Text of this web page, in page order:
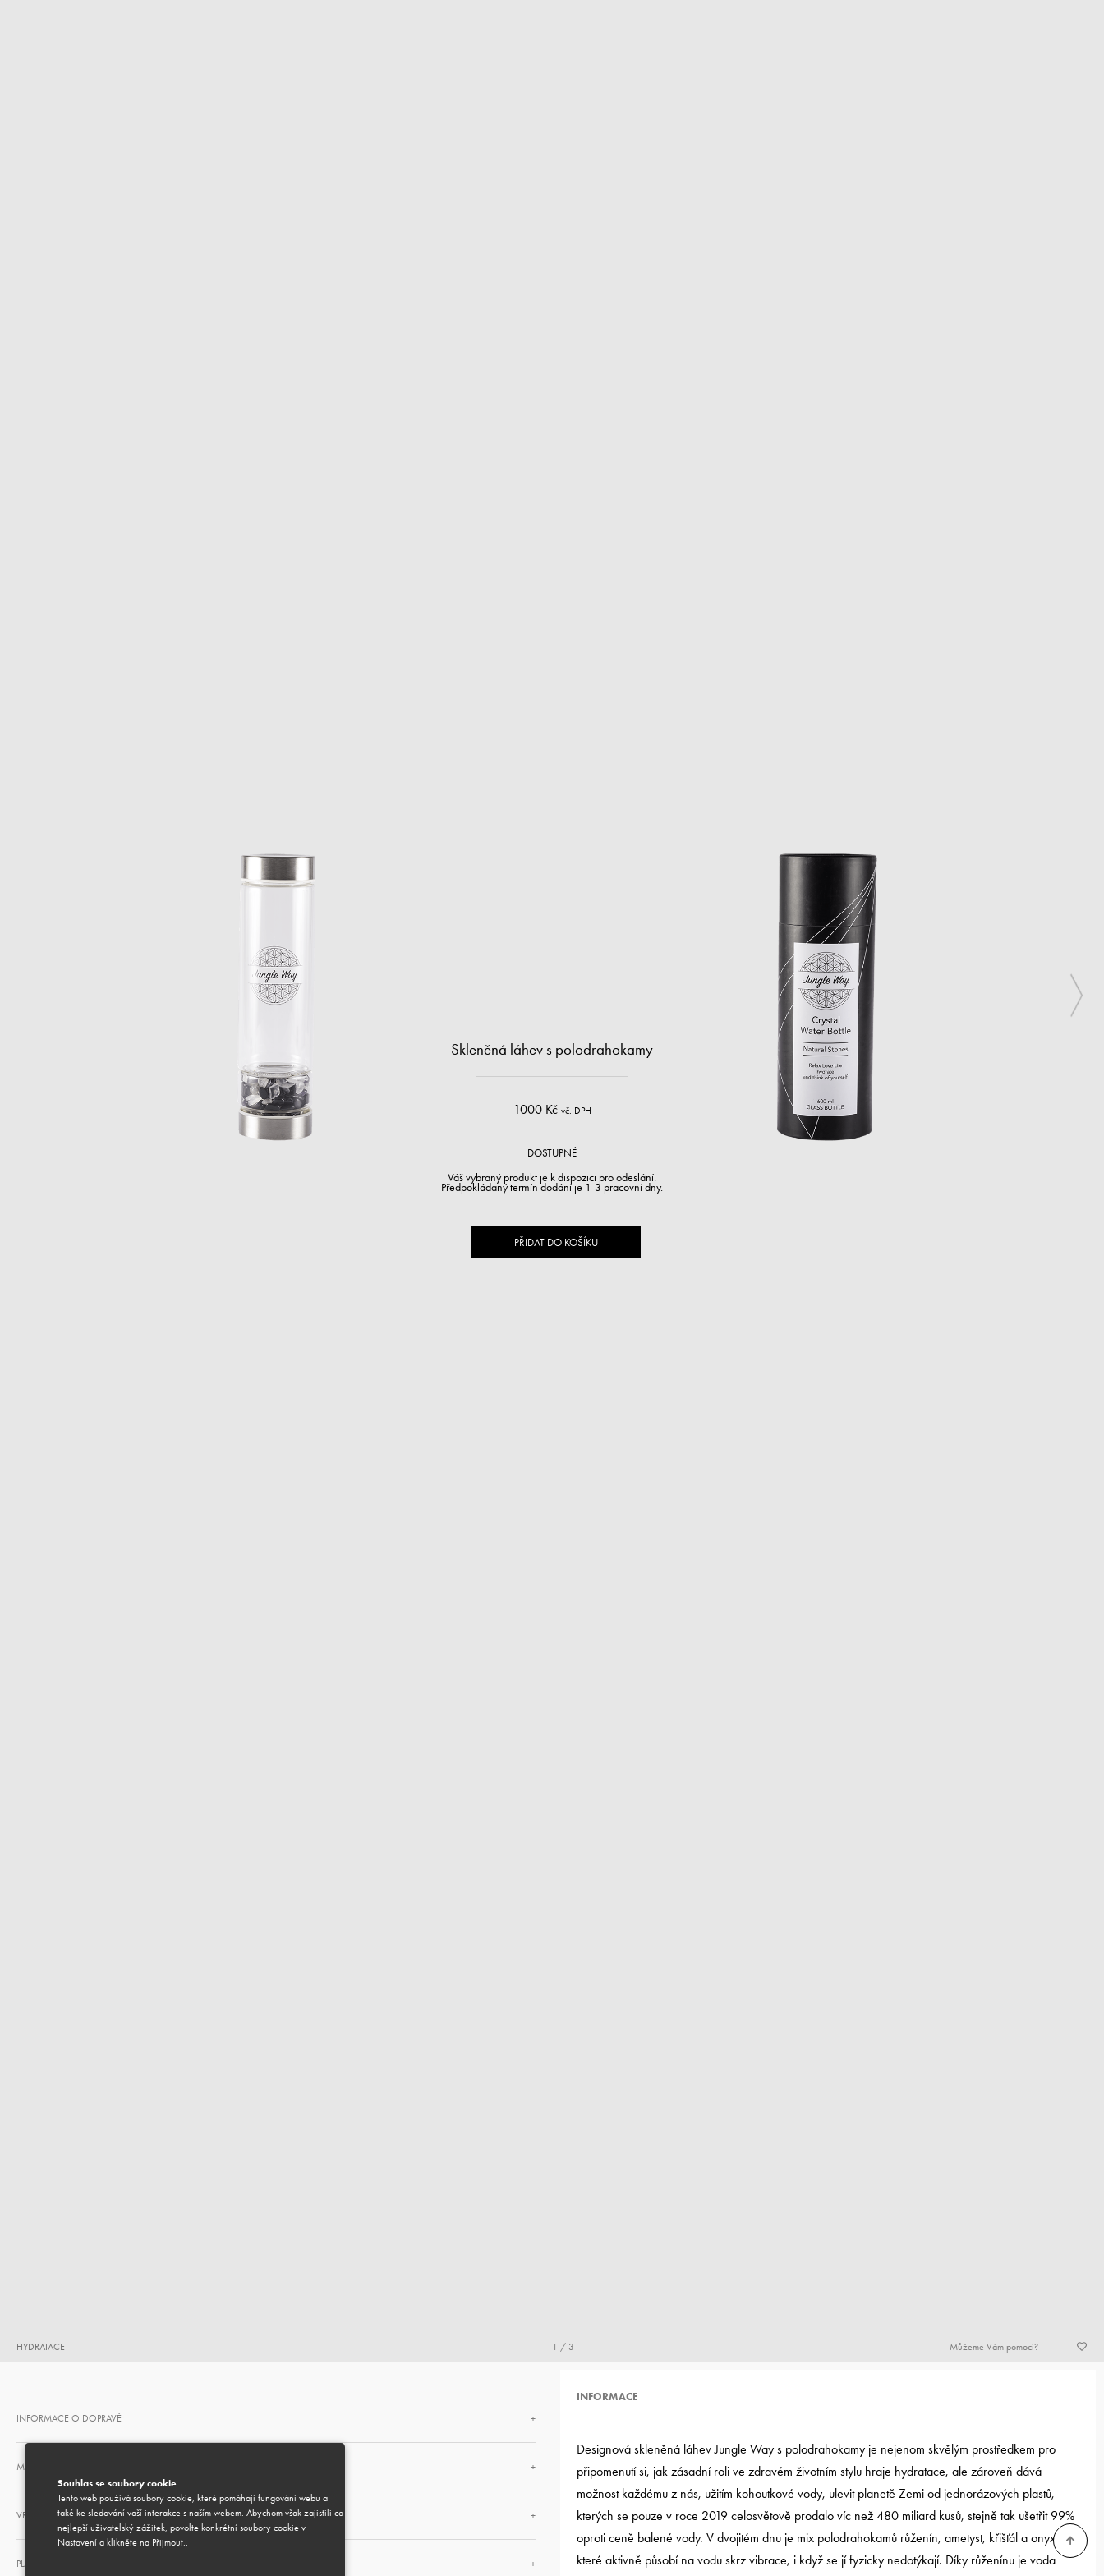
Souhlas se soubory cookie
Tento web používá soubory cookie, které pomáhají fungování webu a
také ke sledování vaší interakce s naším webem. Abychom však zajistili co
nejlepší uživatelský zážitek, povolte konkrétní soubory cookie v
Nastavení a klikněte na Přijmout..
1 / 3
Skleněná láhev s polodrahokamy
1000 Kč vč. DPH
DOSTUPNÉ
Váš vybraný produkt je k dispozici pro odeslání.
Předpokládaný termín dodání je 1-3 pracovní dny.
PŘIDAT DO KOŠÍKU
HYDRATACE Můžeme Vám pomoci?
INFORMACE O DOPRAVĚ +
MOŽNOST DÁRKOVÉHO BALENÍ +
VRÁCENÍ A VÝMĚNA +
PLATEBNÍ METODY +
INFORMACE
Designová skleněná láhev Jungle Way s polodrahokamy je nejenom skvělým prostředkem pro
připomenutí si, jak zásadní roli ve zdravém životním stylu hraje hydratace, ale zároveň dává
možnost každému z nás, užitím kohoutkové vody, ulevit planetě Zemi od jednorázových plastů,
kterých se pouze v roce 2019 celosvětově prodalo víc než 480 miliard kusů, stejně tak ušetřit 99%
oproti ceně balené vody. V dvojitém dnu je mix polodrahokamů růženín, ametyst, křišťál a onyx,
které aktivně působí na vodu skrz vibrace, i když se jí fyzicky nedotýkají. Díky růženínu je voda